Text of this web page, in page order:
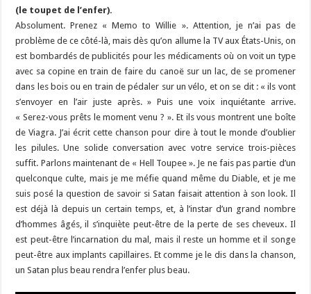
(le toupet de l’enfer).
Absolument. Prenez « Memo to Willie ». Attention, je n’ai pas de
problème de ce côté-là, mais dès qu’on allume la TV aux États-Unis, on
est bombardés de publicités pour les médicaments où on voit un type
avec sa copine en train de faire du canoë sur un lac, de se promener
dans les bois ou en train de pédaler sur un vélo, et on se dit : « ils vont
s’envoyer en l’air juste après. » Puis une voix inquiétante arrive.
« Serez-vous prêts le moment venu ? ». Et ils vous montrent une boîte
de Viagra. J’ai écrit cette chanson pour dire à tout le monde d’oublier
les pilules. Une solide conversation avec votre service trois-pièces
suffit. Parlons maintenant de « Hell Toupee ». Je ne fais pas partie d’un
quelconque culte, mais je me méfie quand même du Diable, et je me
suis posé la question de savoir si Satan faisait attention à son look. Il
est déjà là depuis un certain temps, et, à l’instar d’un grand nombre
d’hommes âgés, il s’inquiète peut-être de la perte de ses cheveux. Il
est peut-être l’incarnation du mal, mais il reste un homme et il songe
peut-être aux implants capillaires. Et comme je le dis dans la chanson,
un Satan plus beau rendra l’enfer plus beau.